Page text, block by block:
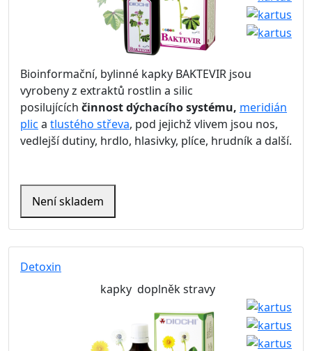
Bioinformační, bylinné kapky BAKTEVIR jsou
vyrobeny z extraktů rostlin a silic
posilujících činnost dýchacího systému, meridián
plic a tlustého střeva, pod jejichž vlivem jsou nos,
vedlejší dutiny, hrdlo, hlasivky, plíce, hrudník a další.
Není skladem
Detoxin
kapky doplněk stravy